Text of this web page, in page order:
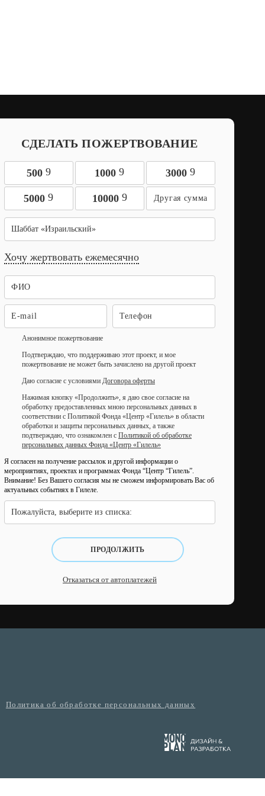
СДЕЛАТЬ ПОЖЕРТВОВАНИЕ
500 9 10009 30009
50009 10000 9
Шаббат «Израильский»
Хочу жертвовать ежемесячно
Анонимное пожертвование
Подтверждаю, что поддерживаю этот проект, и мое
пожертвование не может быть зачислено на другой проект
Даю согласие с условиями Договора оферты
Нажимая кнопку «Продолжить», я даю свое согласие на
обработку предоставленных мною персональных данных в
соответствии с Политикой Фонда «Центр «Гилель» в области
обработки и защиты персональных данных, а также
подтверждаю, что ознакомлен с Политикой об обработке
персональных данных Фонда «Центр «Гилель»
Я согласен на получение рассылок и другой информации о
мероприятиях, проектах и программах Фонда “Центр “Гилель”.
Внимание! Без Вашего согласия мы не сможем информировать Вас об
актуальных событиях в Гилеле.
Пожалуйста, выберите из списка:
ПРОДОЛЖИТЬ
Отказаться от автоплатежей
Политика об обработке персональных данных